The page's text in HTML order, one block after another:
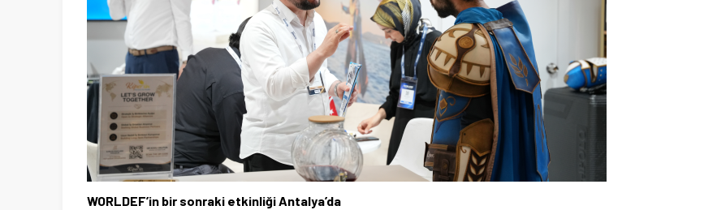
WORLDEF’in bir sonraki etkinliği Antalya’da